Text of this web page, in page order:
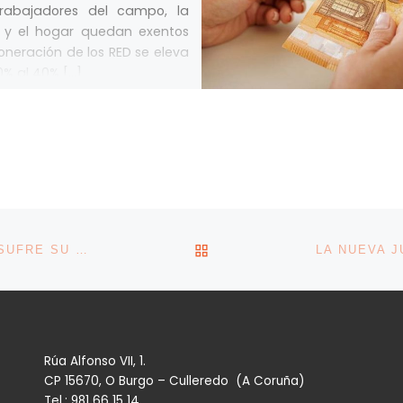
del campo, la
y el hogar quedan exentos
de los RED se eleva
VOLVER A LA LISTA DE
Rúa Alfonso VII, 1.
CP 15670, O Burgo – Culleredo (A Coruña)